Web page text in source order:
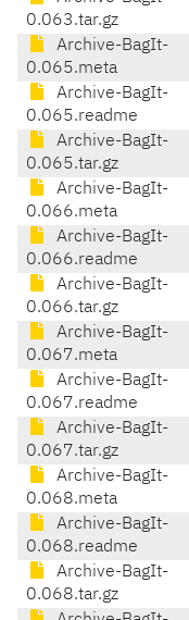
0.063.tar.gz
Archive-BagIt-
0.065.meta
Archive-BagIt-
0.065.readme
Archive-BagIt-
0.065.tar.gz
Archive-BagIt-
0.066.meta
Archive-BagIt-
0.066.readme
Archive-BagIt-
0.066.tar.gz
Archive-BagIt-
0.067.meta
Archive-BagIt-
0.067.readme
Archive-BagIt-
0.067.tar.gz
Archive-BagIt-
0.068.meta
Archive-BagIt-
0.068.readme
Archive-BagIt-
0.068.tar.gz